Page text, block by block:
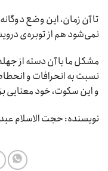
تا آن زمان، این وضع
نمی‌شود هم از توبره‌ی
مشکل ما با آن دسته از
نسبت به انحرافات و
و این سکوت، خود معنایی
نویسنده: حجت الاسلام